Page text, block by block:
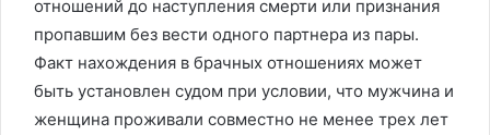
отношений до наступления смерти или признания
пропавшим без вести одного партнера из пары.
Факт нахождения в брачных отношениях может
быть установлен судом при условии, что мужчина и
женщина проживали совместно не менее трех лет